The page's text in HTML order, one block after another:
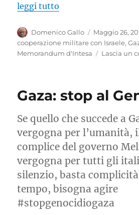
leggi tutto
Autore
Domenico Gallo
Pubblicato
il
Maggio 26,
cooperazione militare con Israele,
Memorandum d'Intesa
Lascia un
Gaza: stop al
Se quello che succede a
vergogna per l’umanità,
complice del governo
vergogna per tutti gli
silenzio, basta
tempo, bisogna agire
#stopgenocidiogaza